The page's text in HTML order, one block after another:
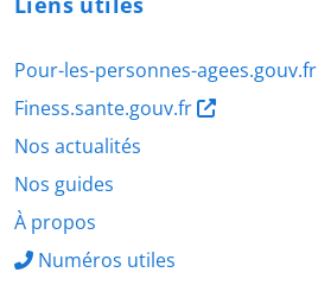
Pour-les-personnes-agees.gouv.fr
Finess.sante.gouv.fr
Nos actualités
Nos guides
À propos
Numéros utiles